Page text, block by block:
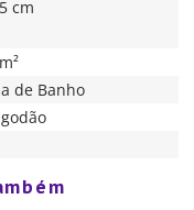
cm
de Banho